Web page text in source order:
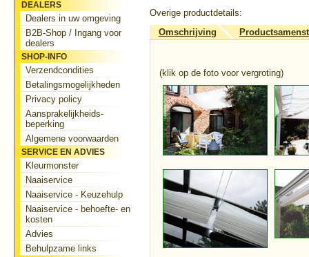
Overige productdetails:
Omschrijving
(klik op de foto voor vergroting)
DEALERS
Dealers in uw omgeving
B2B-Shop / Ingang voor
dealers
SHOP-INFO
Verzendcondities
Betalingsmogelijkheden
Privacy policy
Aansprakelijkheids-
beperking
Algemene voorwaarden
SERVICE EN ADVIES
Kleurmonster
Naaiservice
Naaiservice - Keuzehulp
Naaiservice - behoefte- en
kosten
Advies
Behulpzame links